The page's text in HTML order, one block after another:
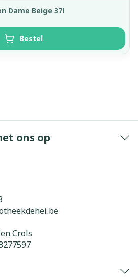
Dame Beige 37l
Bestel
ons op
Crols